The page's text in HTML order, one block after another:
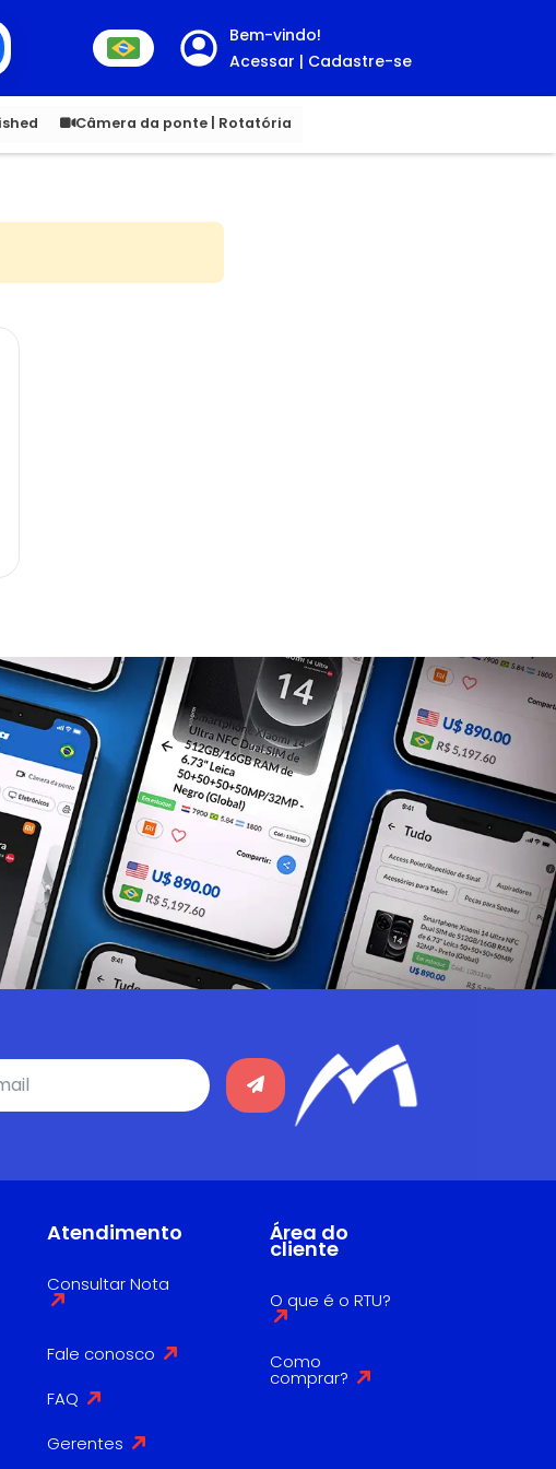
Bem-vindo!
Acessar | Cadastre-se
Câmera da ponte | Rotatória
1.00
Atendimento
Consultar Nota
Fale conosco
FAQ
Gerentes
Área do
cliente
O que é o RTU?
Como
comprar?